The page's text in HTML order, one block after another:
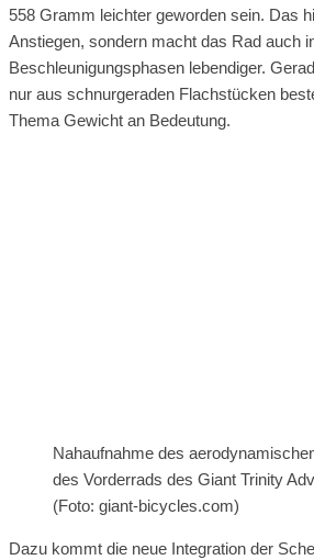
558 Gramm leichter geworden sein. Das
Anstiegen, sondern macht das Rad auch
Beschleunigungsphasen lebendiger.
nur aus schnurgeraden Flachstücken
Thema Gewicht an Bedeutung.
Nahaufnahme des
des Vorderrads des Giant Trinity
(Foto: giant-bicycles.com)
Dazu kommt die neue Integration der